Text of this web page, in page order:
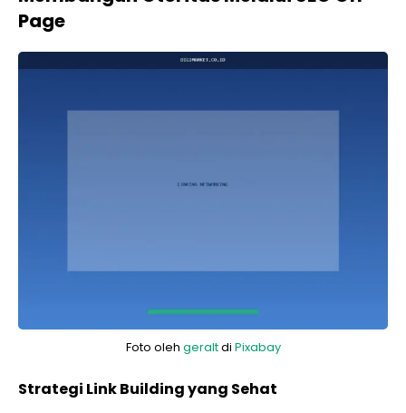
Page
Foto oleh geraltdi Pixabay
Strategi Link Building yang Sehat